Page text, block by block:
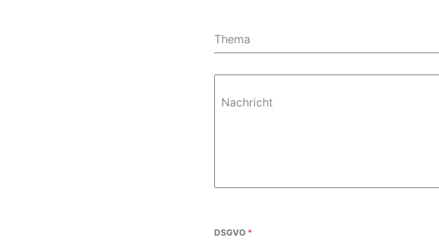
Thema
Nachricht
DSGVO *